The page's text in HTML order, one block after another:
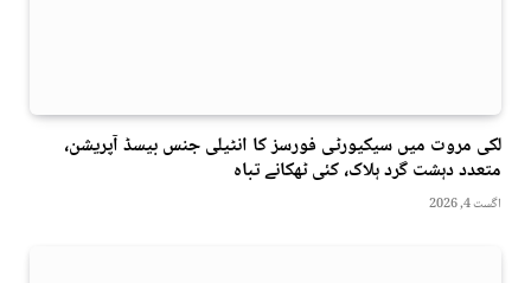
لکی مروت میں سیکیورٹی فورسز کا انٹیلی جنس بیسڈ آپریشن،
متعدد دہشت گرد ہلاک، کئی ٹھکانے تباہ
اگست 4, 2026